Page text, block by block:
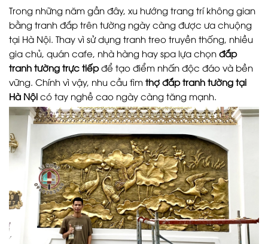
Trong những năm gần đây, xu hướng trang trí không gian
bằng tranh đắp trên tường ngày càng được ưa chuộng
tại Hà Nội. Thay vì sử dụng tranh treo truyền thống, nhiều
gia chủ, quán cafe, nhà hàng hay spa lựa chọn đắp
tranh tường trực tiếpđể tạo điểm nhấn độc đáo và bền
vững. Chính vì vậy, nhu cầu tìm thợ đắp tranh tường tại
Hà Nội có tay nghề cao ngày càng tăng mạnh.